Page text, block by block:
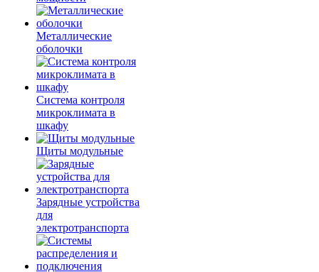
Металлические
оболочки
Система контроля
микроклимата в
шкафу
Щиты модульные
Зарядные устройства
для
электротранспорта